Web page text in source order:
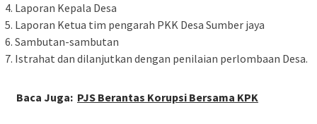
4. Laporan Kepala Desa
5. Laporan Ketua tim pengarah PKK Desa Sumber jaya
6. Sambutan-sambutan
7. Istrahat dan dilanjutkan dengan penilaian perlombaan Desa.
Baca Juga: PJS Berantas Korupsi Bersama KPK